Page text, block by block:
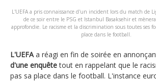
L'UEFA a pris connaissance d'un incident lors du match de
de ce soir entre le PSG et Istanbul Basaksehir et
approfondie. Le racisme et la discrimination sous toutes ses
place dans le football.
L'UEFAa réagi en fin de soirée en
d'une enquêtetout en rappelant que le
pas sa place dans le football. L'instance